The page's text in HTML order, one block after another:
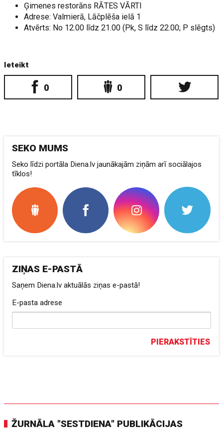
Ģimenes restorāns RĀTES VĀRTI
Adrese: Valmierā, Lāčplēša ielā 1
Atvērts: No 12.00 līdz 21.00 (Pk, S līdz 22.00; P slēgts)
Ieteikt
0 0
SEKO MUMS
Seko līdzi portāla Diena.lv jaunākajām ziņām arī sociālajos
tīklos!
ZIŅAS E-PASTĀ
Saņem Diena.lv aktuālās ziņas e-pastā!
E-pasta adrese
PIERAKSTĪTIES
ŽURNĀLA "SESTDIENA" PUBLIKĀCIJAS